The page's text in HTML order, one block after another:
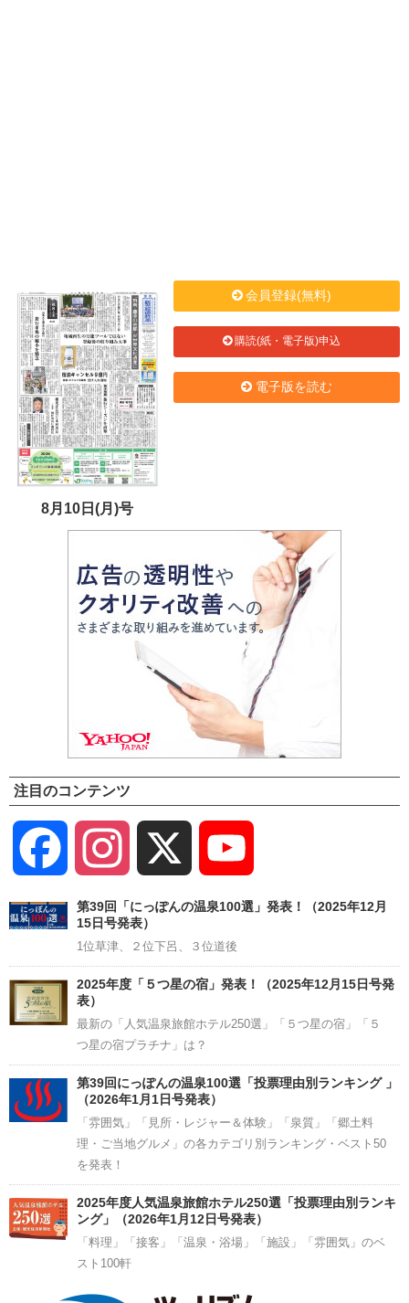
8月10日(月)号
会員登録(無料)
購読(紙・電子版)申込
電子版を読む
注目のコンテンツ
Facebook Instagram
Channel
第39回「にっぽんの温泉100選」発表！（2025年12月
15日号発表）
1位草津、２位下呂、３位道後
2025年度「５つ星の宿」発表！（2025年12月15日号発
表）
最新の「人気温泉旅館ホテル250選」「５つ星の宿」「５
つ星の宿プラチナ」は？
第39回にっぽんの温泉100選「投票理由別ランキング 」
（2026年1月1日号発表）
「雰囲気」「見所・レジャー＆体験」「泉質」「郷土料
理・ご当地グルメ」の各カテゴリ別ランキング・ベスト50
を発表！
2025年度人気温泉旅館ホテル250選「投票理由別ランキ
ング」（2026年1月12日号発表）
「料理」「接客」「温泉・浴場」「施設」「雰囲気」のベ
スト100軒